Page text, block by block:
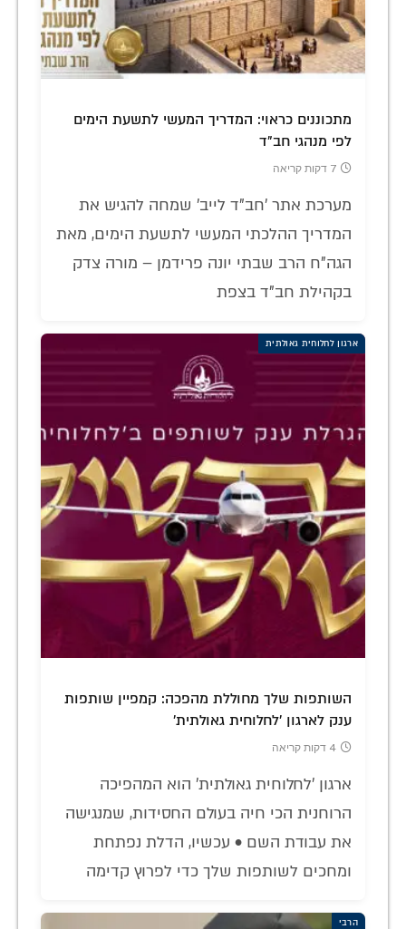
מתכוננים כראוי: המדריך המעשי לתשעת הימים
לפי מנהגי חב"ד
7 דקות קריאה
מערכת אתר 'חב"ד לייב' שמחה להגיש את
המדריך ההלכתי המעשי לתשעת הימים, מאת
הגה"ח הרב שבתי יונה פרידמן – מורה צדק
בקהילת חב"ד בצפת
ארגון לחלוחית גאולתית
השותפות שלך מחוללת מהפכה: קמפיין שותפות
ענק לארגון 'לחלוחית גאולתית'
4 דקות קריאה
ארגון 'לחלוחית גאולתית' הוא המהפיכה
הרוחנית הכי חיה בעולם החסידות, שמנגישה
את עבודת השם • עכשיו, הדלת נפתחת
ומחכים לשותפות שלך כדי לפרוץ קדימה
הרבי